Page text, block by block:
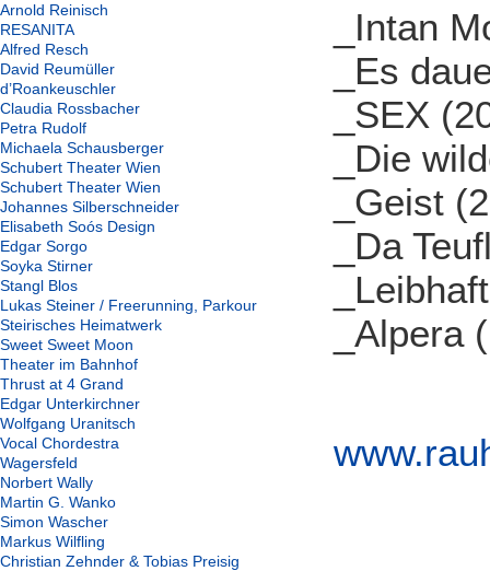
Arnold Reinisch
RESANITA
Alfred Resch
David Reumüller
d’Roankeuschler
Claudia Rossbacher
Petra Rudolf
Michaela Schausberger
Schubert Theater Wien
Schubert Theater Wien
Johannes Silberschneider
Elisabeth Soós Design
Edgar Sorgo
Soyka Stirner
Stangl Blos
Lukas Steiner / Freerunning, Parkour
Steirisches Heimatwerk
Sweet Sweet Moon
Theater im Bahnhof
Thrust at 4 Grand
Edgar Unterkirchner
Wolfgang Uranitsch
Vocal Chordestra
Wagersfeld
Norbert Wally
Martin G. Wanko
Simon Wascher
Markus Wilfling
Christian Zehnder & Tobias Preisig
_Intan
_Es
_SEX
_Die
_Geist
_Da
_Alpera